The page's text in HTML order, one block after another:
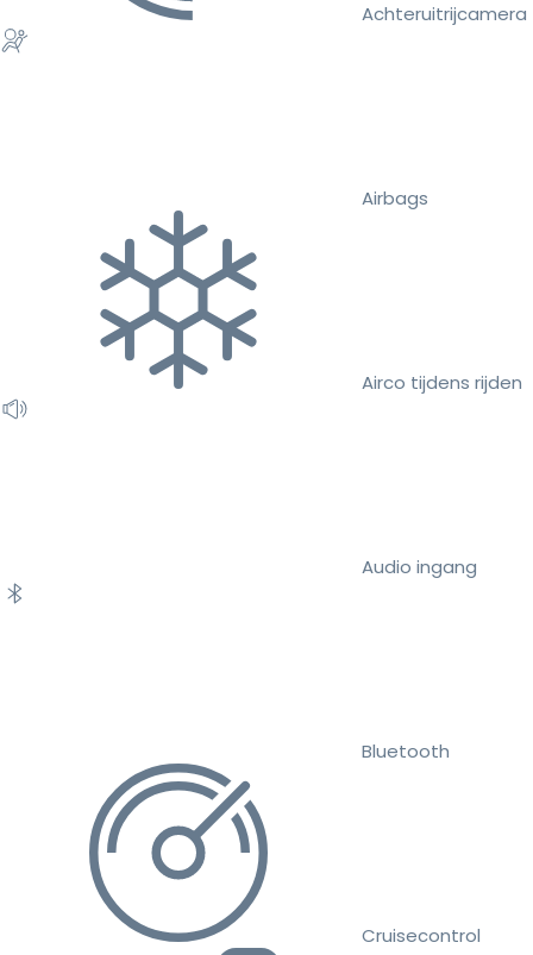
Achteruitrijcamera
Airbags
Airco tijdens rijden
Audio ingang
Bluetooth
Cruisecontrol